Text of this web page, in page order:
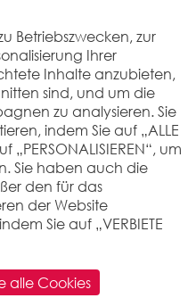
Betriebszwecken, zur
Ihrer
Inhalte anzubieten,
sind, und um die
zu analysieren. Sie
indem Sie auf „ALLE
„PERSONALISIEREN“, um
Sie haben auch die
den für das
der Website
Sie auf „VERBIETE
alle Cookies